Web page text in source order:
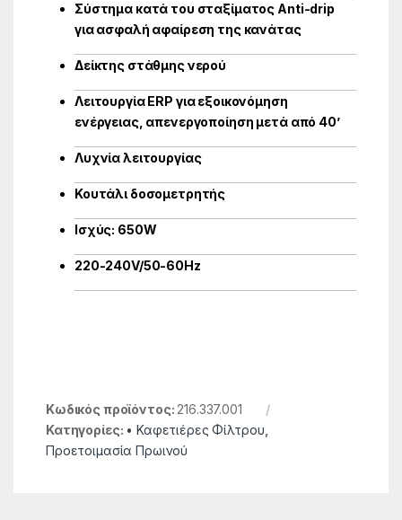
Σύστημα κατά του σταξίματος Anti-drip
για ασφαλή αφαίρεση της κανάτας
Δείκτης στάθμης νερού
Λειτουργία ERP για εξοικονόμηση
ενέργειας, απενεργοποίηση μετά από 40’
Λυχνία λειτουργίας
Κουτάλι δοσομετρητής
Ισχύς: 650W
220-240V/50-60Hz
Κωδικός προϊόντος:216.337.001
Κατηγορίες: • Καφετιέρες Φίλτρου,
Προετοιμασία Πρωινού